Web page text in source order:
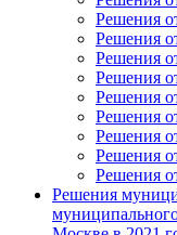
Решения
Решения
Решения
Решения
Решения
Решения
Решения
Решения
Решения
Решения